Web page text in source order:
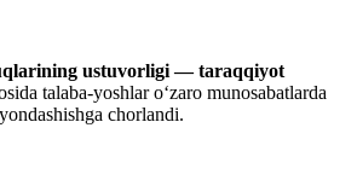
ustuvorligi — taraqqiyot
talaba-yoshlar o‘zaro munosabatlarda
chorlandi.